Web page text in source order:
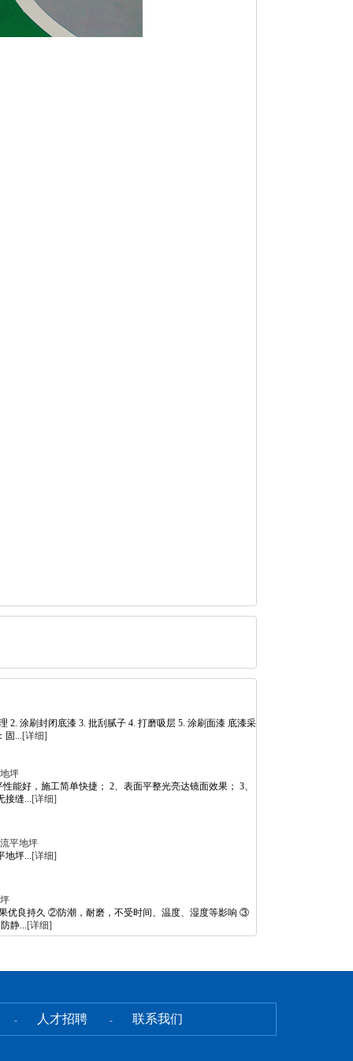
2. 涂刷封闭底漆 3. 批刮腻子 4. 打磨吸层 5. 涂刷面漆 底漆采
固...[详细]
坪
能好，施工简单快捷； 2、表面平整光亮达镜面效果； 3、
接缝...[详细]
平地坪
地坪...[详细]
优良持久 ②防潮，耐磨，不受时间、温度、湿度等影响 ③
静...[详细]
- 人才招聘 - 联系我们